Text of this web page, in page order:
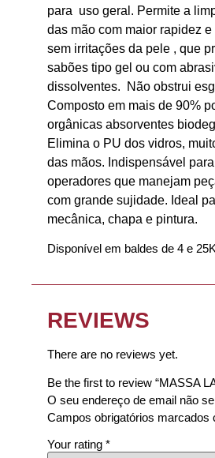
para uso geral. Permite a
das mão com maior rapidez
sem irritações da pele , que
sabões tipo gel ou com
dissolventes. Não obstrui
Composto em mais de 90%
orgânicas absorventes
Elimina o PU dos vidros,
das mãos. Indispensável
operadores que manejam
com grande sujidade. Ideal
mecânica, chapa e pintura.
Disponível em baldes de 4 e
REVIEWS
There are no reviews yet.
Be the first to review “MASSA
O seu endereço de email não
Campos obrigatórios marcados
Your rating *